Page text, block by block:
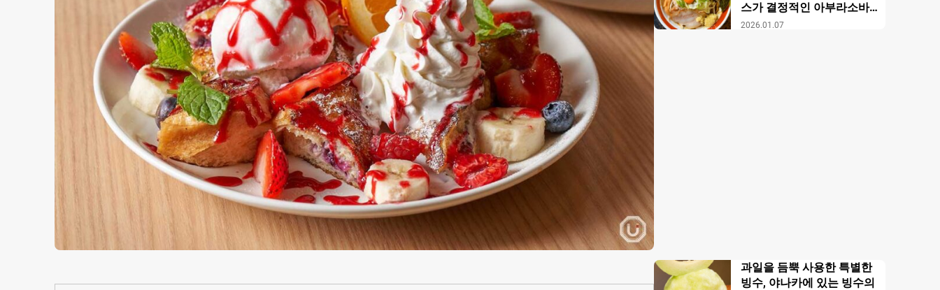
2026.01.07
스가 결정적인 아부라소바
【무사시노 아부라 각카
과일을 듬뿍 사용한 특별한
빙수, 야나카에 있는 빙수의